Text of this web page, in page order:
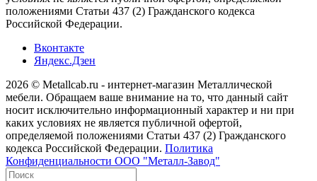
положениями Статьи 437 (2) Гражданского кодекса
Российской Федерации.
Вконтакте
Яндекс.Дзен
2026 © Metallcab.ru - интернет-магазин Металлической
мебели. Обращаем ваше внимание на то, что данный сайт
носит исключительно информационный характер и ни при
каких условиях не является публичной офертой,
определяемой положениями Статьи 437 (2) Гражданского
кодекса Российской Федерации. Политика
Конфиденциальности ООО "Металл-Завод"